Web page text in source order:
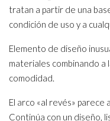
tratan a partir de una
condición de uso y a
Elemento de diseño
materiales combinando a
comodidad.
El arco «al revés» parece
Continúa con un diseño,